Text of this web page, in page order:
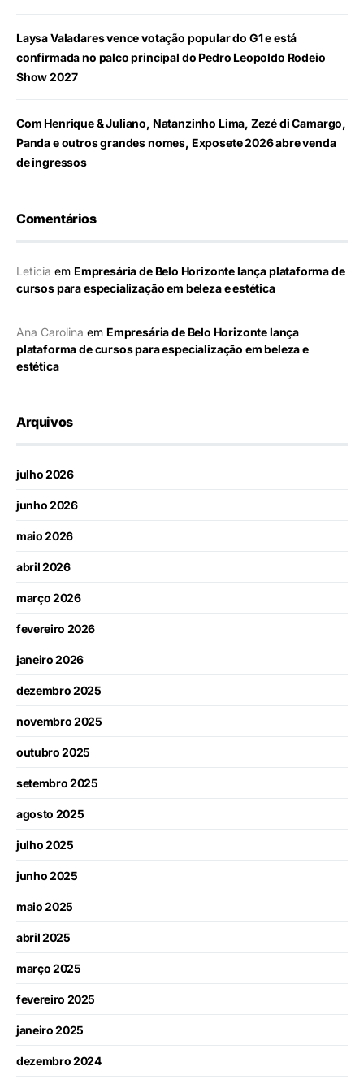
Laysa Valadares vence votação popular do G1 e está
confirmada no palco principal do Pedro Leopoldo Rodeio
Show 2027
Com Henrique & Juliano, Natanzinho Lima, Zezé di Camargo,
Panda e outros grandes nomes, Exposete 2026 abre venda
de ingressos
Comentários
Leticia em Empresária de Belo Horizonte lança plataforma de
cursos para especialização em beleza e estética
Ana Carolina em Empresária de Belo Horizonte lança
plataforma de cursos para especialização em beleza e
estética
Arquivos
julho 2026
junho 2026
maio 2026
abril 2026
março 2026
fevereiro 2026
janeiro 2026
dezembro 2025
novembro 2025
outubro 2025
setembro 2025
agosto 2025
julho 2025
junho 2025
maio 2025
abril 2025
março 2025
fevereiro 2025
janeiro 2025
dezembro 2024